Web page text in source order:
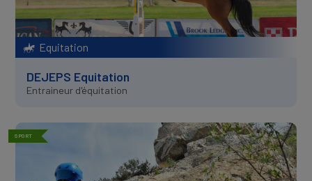
Equitation
DEJEPS Equitation
Entraineur d'équitation
SPORT